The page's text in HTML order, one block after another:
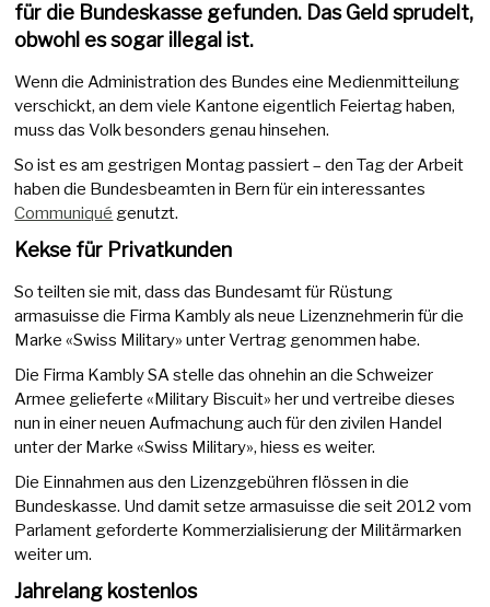
für die Bundeskasse gefunden. Das Geld sprudelt,
obwohl es sogar illegal ist.
Wenn die Administration des Bundes eine Medienmitteilung
verschickt, an dem viele Kantone eigentlich Feiertag haben,
muss das Volk besonders genau hinsehen.
So ist es am gestrigen Montag passiert – den Tag der Arbeit
haben die Bundesbeamten in Bern für ein interessantes
Communiqué genutzt.
Kekse für Privatkunden
So teilten sie mit, dass das Bundesamt für Rüstung
armasuisse die Firma Kambly als neue Lizenznehmerin für die
Marke «Swiss Military» unter Vertrag genommen habe.
Die Firma Kambly SA stelle das ohnehin an die Schweizer
Armee gelieferte «Military Biscuit» her und vertreibe dieses
nun in einer neuen Aufmachung auch für den zivilen Handel
unter der Marke «Swiss Military», hiess es weiter.
Die Einnahmen aus den Lizenzgebühren flössen in die
Bundeskasse. Und damit setze armasuisse die seit 2012 vom
Parlament geforderte Kommerzialisierung der Militärmarken
weiter um.
Jahrelang kostenlos